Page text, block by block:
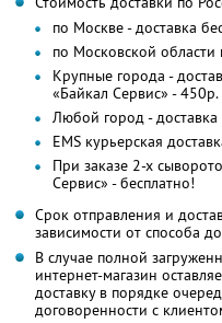
по Москве - доставка
по Московской
Крупные города -
«Байкал Сервис» - 450р.
Любой город -
EMS курьерская
При заказе 2-х
Сервис» - бесплатно!
Срок отправления и
зависимости от способа
В случае полной
интернет-магазин
доставку в порядке
договоренности с